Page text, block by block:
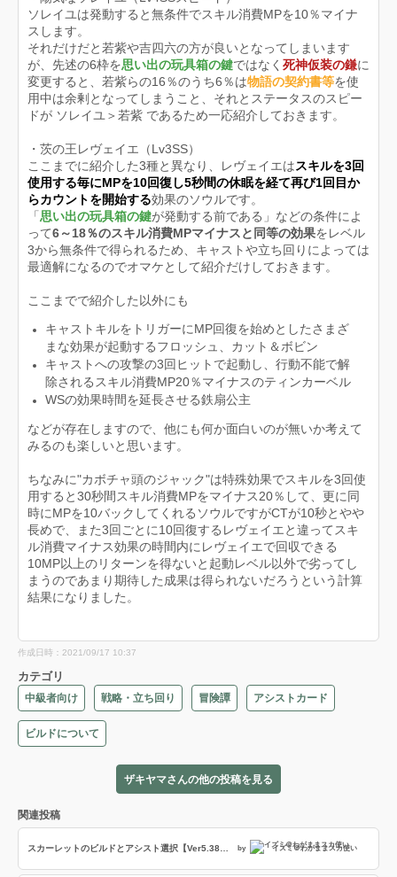
ソレイユは発動すると無条件でスキル消費MPを10％マイナ
スします。
それだけだと若紫や吉四六の方が良いとなってしまいます
が、先述の6枠を思い出の玩具箱の鍵ではなく 死神仮装の鎌に
変更すると、若紫らの16％のうち6％は物語の契約書等を使
用中は余剰となってしまうこと、それとステータスのスピー
ドが ソレイユ＞若紫 であるため一応紹介しておきます。
・茨の王レヴェイエ（Lv3SS）
ここまでに紹介した3種と異なり、レヴェイエはスキルを3回
使用する毎にMPを10回復し5秒間の休眠を経て再び1回目か
らカウントを開始する効果のソウルです。
「 思い出の玩具箱の鍵が発動する前である」などの条件によ
って6～18％のスキル消費MPマイナスと同等の効果をレベル
3から無条件で得られるため、キャストや立ち回りによっては
最適解になるのでオマケとして紹介だけしておきます。
ここまでで紹介した以外にも
キャストキルをトリガーにMP回復を始めとしたさまざ
まな効果が起動するフロッシュ、カット＆ボビン
キャストへの攻撃の3回ヒットで起動し、行動不能で解
除されるスキル消費MP20％マイナスのティンカーベル
WSの効果時間を延長させる鉄扇公主
などが存在しますので、他にも何か面白いのが無いか考えて
みるのも楽しいと思います。
ちなみに"カボチャ頭のジャック"は特殊効果でスキルを3回使
用すると30秒間スキル消費MPをマイナス20％して、更に同
時にMPを10バックしてくれるソウルですがCTが10秒とやや
長めで、また3回ごとに10回復するレヴェイエと違ってスキ
ル消費マイナス効果の時間内にレヴェイエで回収できる
10MP以上のリターンを得ないと起動レベル以外で劣ってし
まうのであまり期待した成果は得られないだろうという計算
結果になりました。
作成日時：2021/09/17 10:37
カテゴリ
中級者向け 戦略・立ち回り 冒険譚 アシストカード
ビルドについて
ザキヤマさんの他の投稿を見る
関連投稿
by イズミ＠わがままスカ使い